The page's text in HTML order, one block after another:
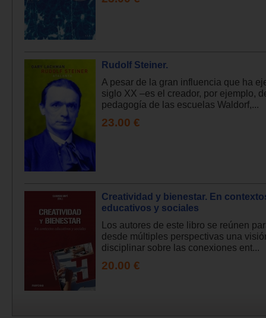
Rudolf Steiner.
A pesar de la gran influencia que ha
siglo XX –es el creador, por ejemplo,
pedagogía de las escuelas Waldorf,...
23.00 €
Creatividad y bienestar. En
educativos y sociales
Los autores de este libro se reúnen
desde múltiples perspectivas una
disciplinar sobre las conexiones ent...
20.00 €